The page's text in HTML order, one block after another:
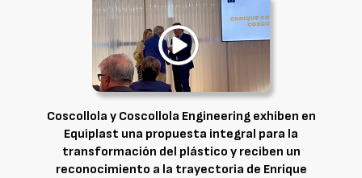
Coscollola y Coscollola Engineering exhiben en
Equiplast una propuesta integral para la
transformación del plástico y reciben un
reconocimiento a la trayectoria de Enrique